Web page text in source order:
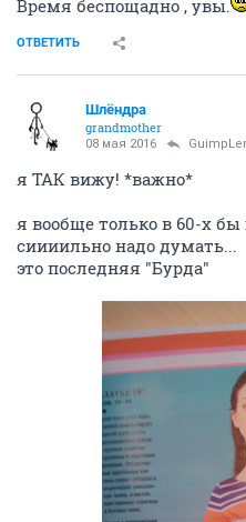
Время беспощадно , увы.
ОТВЕТИТЬ
Шлёндра
grandmother
08 мая 2016
я ТАК вижу! *важно*
я вообще только в 60-х
сиииильно надо думать...
это последняя "Бурда"